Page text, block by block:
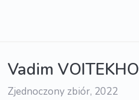
Vadim
Zjednoczony zbiór, 2022